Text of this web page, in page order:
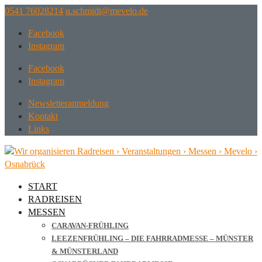
0541 76028214 ed.olevem@tdimhcs.u
Facebook
Instagram
Facebook
Instagram
Newsletteranmeldung
Kontakt
Links
START
RADREISEN
MESSEN
CARAVAN-FRÜHLING
LEEZENFRÜHLING – DIE FAHRRADMESSE – MÜNSTER
& MÜNSTERLAND